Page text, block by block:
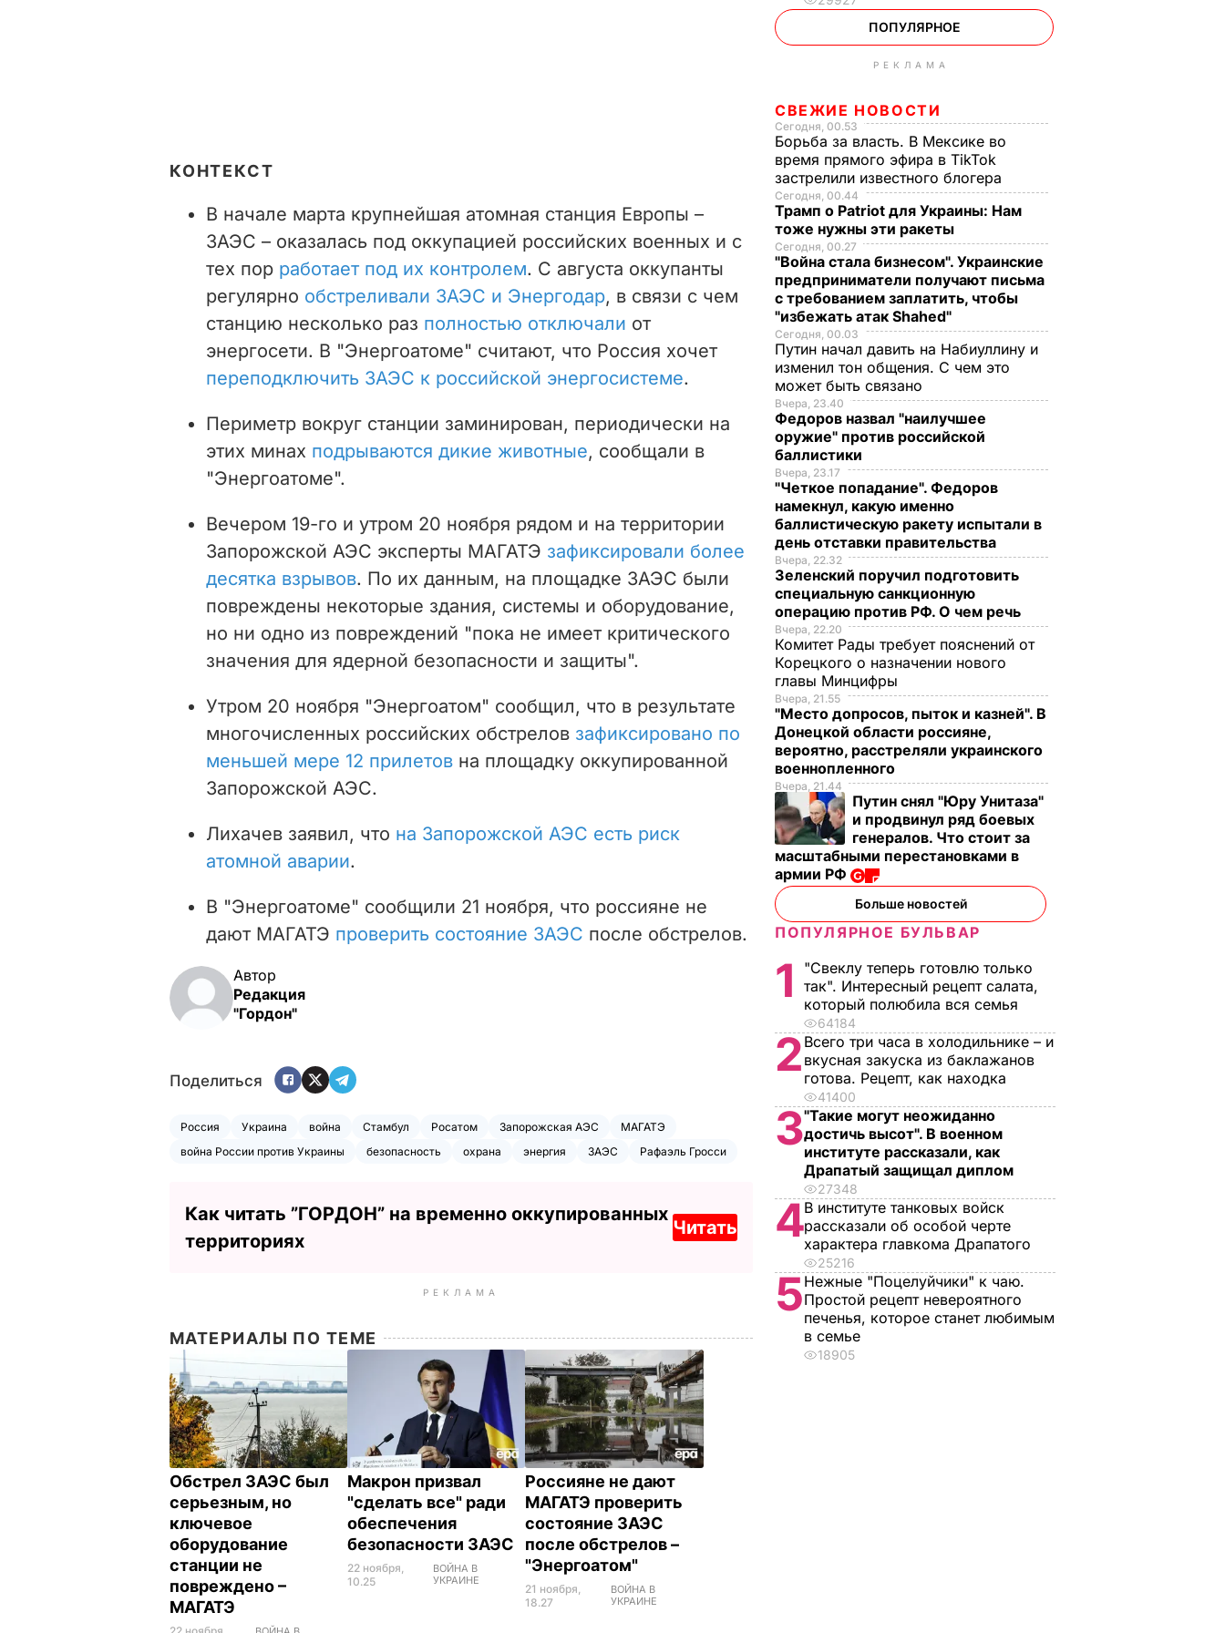
КОНТЕКСТ
В начале марта крупнейшая атомная станция Европы –
ЗАЭС – оказалась под оккупацией российских военных и с
тех пор работает под их контролем. С августа оккупанты
регулярно обстреливали ЗАЭС и Энергодар, в связи с чем
станцию несколько раз полностью отключали от
энергосети. В "Энергоатоме" считают, что Россия хочет
переподключить ЗАЭС к российской энергосистеме.
Периметр вокруг станции заминирован, периодически на
этих минах подрываются дикие животные, сообщали в
"Энергоатоме".
Вечером 19-го и утром 20 ноября рядом и на территории
Запорожской АЭС эксперты МАГАТЭ зафиксировали более
десятка взрывов. По их данным, на площадке ЗАЭС были
повреждены некоторые здания, системы и оборудование,
но ни одно из повреждений "пока не имеет критического
значения для ядерной безопасности и защиты".
Утром 20 ноября "Энергоатом" сообщил, что в результате
многочисленных российских обстрелов зафиксировано по
меньшей мере 12 прилетов на площадку оккупированной
Запорожской АЭС.
Лихачев заявил, что на Запорожской АЭС есть риск
атомной аварии.
В "Энергоатоме" сообщили 21 ноября, что россияне не
дают МАГАТЭ проверить состояние ЗАЭС после обстрелов.
Автор
Редакция
"Гордон"
Поделиться
Россия Украина война Стамбул Росатом Запорожская АЭС
МАГАТЭ
война России против Украины
безопасность охрана энергия ЗАЭС Рафаэль Гросси
Как читать ”ГОРДОН” на временно оккупированных
территориях
Читать
РЕКЛАМА
МАТЕРИАЛЫ ПО ТЕМЕ
Обстрел ЗАЭС был
серьезным, но
ключевое
оборудование
станции не
повреждено –
МАГАТЭ
Макрон призвал
"сделать все" ради
обеспечения
безопасности ЗАЭС
22 ноября,
10.25
ВОЙНА В
УКРАИНЕ
Россияне не дают
МАГАТЭ проверить
состояние ЗАЭС
после обстрелов –
"Энергоатом"
21 ноября,
18.27
ВОЙНА В
УКРАИНЕ
ПОПУЛЯРНОЕ
РЕКЛАМА
СВЕЖИЕ НОВОСТИ
Сегодня, 00.53
Борьба за власть. В Мексике во
время прямого эфира в TikTok
застрелили известного блогера
Сегодня, 00.44
Трамп о Patriot для Украины: Нам
тоже нужны эти ракеты
Сегодня, 00.27
"Война стала бизнесом". Украинские
предприниматели получают письма
с требованием заплатить, чтобы
"избежать атак Shahed"
Сегодня, 00.03
Путин начал давить на Набиуллину и
изменил тон общения. С чем это
может быть связано
Вчера, 23.40
Федоров назвал "наилучшее
оружие" против российской
баллистики
Вчера, 23.17
"Четкое попадание". Федоров
намекнул, какую именно
баллистическую ракету испытали в
день отставки правительства
Вчера, 22.32
Зеленский поручил подготовить
специальную санкционную
операцию против РФ. О чем речь
Вчера, 22.20
Комитет Рады требует пояснений от
Корецкого о назначении нового
главы Минцифры
Вчера, 21.55
"Место допросов, пыток и казней". В
Донецкой области россияне,
вероятно, расстреляли украинского
военнопленного
Вчера, 21.44
Путин снял "Юру Унитаза"
и продвинул ряд боевых
генералов. Что стоит за
масштабными перестановками в
армии РФ
Больше новостей
ПОПУЛЯРНОЕ БУЛЬВАР
1
"Свеклу теперь готовлю только
так". Интересный рецепт салата,
который полюбила вся семья
64184
2 Всего три часа в холодильнике – и
вкусная закуска из баклажанов
готова. Рецепт, как находка
41400
3"Такие могут неожиданно
достичь высот". В военном
институте рассказали, как
Драпатый защищал диплом
27348
4В институте танковых войск
рассказали об особой черте
характера главкома Драпатого
25216
5Нежные "Поцелуйчики" к чаю.
Простой рецепт невероятного
печенья, которое станет любимым
в семье
18905